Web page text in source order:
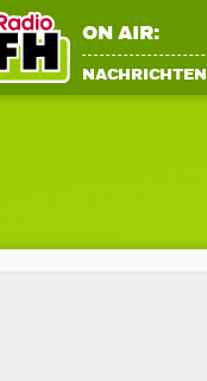
ON AIR:
NACHRICHTEN